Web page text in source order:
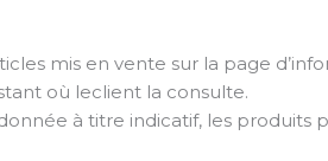
mis en vente sur la page
où leclient la consulte.
à titre indicatif, les